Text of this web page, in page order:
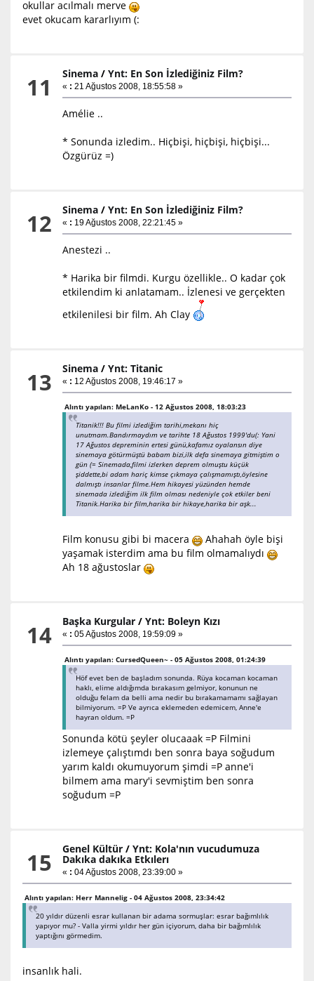
okullar acılmalı merve
evet okucam kararlıyım (:
11 Sinema /Ynt: En Son İzlediğiniz Film?
« : 21 Ağustos 2008, 18:55:58 »
Amélie ..
* Sonunda izledim.. Hiçbişi, hiçbişi, hiçbişi...
Özgürüz =)
12 Sinema /Ynt: En Son İzlediğiniz Film?
« : 19 Ağustos 2008, 22:21:45 »
Anestezi ..
* Harika bir filmdi. Kurgu özellikle.. O kadar çok
etkilendim ki anlatamam.. İzlenesi ve gerçekten
etkilenilesi bir film. Ah Clay
13 Sinema /Ynt: Titanic
« : 12 Ağustos 2008, 19:46:17 »
Alıntı yapılan: MeLanKo - 12 Ağustos 2008, 18:03:23
Titanik!!! Bu filmi izlediğim tarihi,mekanı hiç
unutmam.Bandırmaydım ve tarihte 18 Ağustos 1999'du(: Yani
17 Ağustos depreminin ertesi günü,kafamız oyalansın diye
sinemaya götürmüştü babam bizi,ilk defa sinemaya gitmiştim o
gün (= Sinemada,filmi izlerken deprem olmuştu küçük
şiddette,bi adam hariç kimse çıkmaya çalışmamıştı,öylesine
dalmıştı insanlar filme.Hem hikayesi yüzünden hemde
sinemada izlediğim ilk film olması nedeniyle çok etkiler beni
Titanik.Harika bir film,harika bir hikaye,harika bir aşk...
Film konusu gibi bi macera
Ahahah öyle bişi
yaşamak isterdim ama bu film olmamalıydı
Ah 18 ağustoslar
14 Başka Kurgular /Ynt: Boleyn Kızı
« : 05 Ağustos 2008, 19:59:09 »
Alıntı yapılan: CursedQueen~ - 05 Ağustos 2008, 01:24:39
Höf evet ben de başladım sonunda. Rüya kocaman kocaman
haklı, elime aldığımda bırakasım gelmiyor, konunun ne
olduğu felam da belli ama nedir bu bırakamamamı sağlayan
bilmiyorum. =P Ve ayrıca eklemeden edemicem, Anne'e
hayran oldum. =P
Sonunda kötü şeyler olucaaak =P Filmini
izlemeye çalıştımdı ben sonra baya soğudum
yarım kaldı okumuyorum şimdi =P anne'i
bilmem ama mary'i sevmiştim ben sonra
soğudum =P
15 Genel Kültür /Ynt: Kola'nın vucudumuza
Dakıka dakıka Etkılerı
« : 04 Ağustos 2008, 23:39:00 »
Alıntı yapılan: Herr Mannelig - 04 Ağustos 2008, 23:34:42
20 yıldır düzenli esrar kullanan bir adama sormuşlar: esrar bağımlılık
yapıyor mu? - Valla yirmi yıldır her gün içiyorum, daha bir bağımlılık
yaptığını görmedim.
insanlık hali.